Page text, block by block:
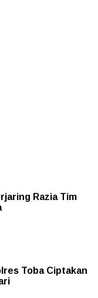
Razia Tim
Toba Ciptakan